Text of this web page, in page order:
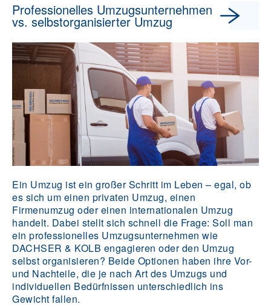
Professionelles Umzugsunternehmen
vs. selbstorganisierter Umzug
Ein Umzug ist ein großer Schritt im Leben – egal, ob
es sich um einen privaten Umzug, einen
Firmenumzug oder einen internationalen Umzug
handelt. Dabei stellt sich schnell die Frage: Soll man
ein professionelles Umzugsunternehmen wie
DACHSER & KOLB engagieren oder den Umzug
selbst organisieren? Beide Optionen haben ihre Vor-
und Nachteile, die je nach Art des Umzugs und
individuellen Bedürfnissen unterschiedlich ins
Gewicht fallen.